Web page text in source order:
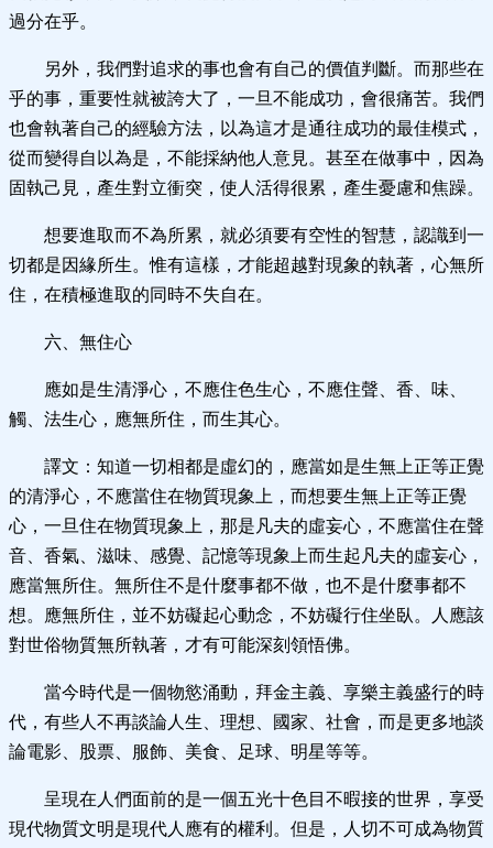
過分在乎。
另外，我們對追求的事也會有自己的價值判斷。而那些在
乎的事，重要性就被誇大了，一旦不能成功，會很痛苦。我們
也會執著自己的經驗方法，以為這才是通往成功的最佳模式，
從而變得自以為是，不能採納他人意見。甚至在做事中，因為
固執己見，產生對立衝突，使人活得很累，產生憂慮和焦躁。
想要進取而不為所累，就必須要有空性的智慧，認識到一
切都是因緣所生。惟有這樣，才能超越對現象的執著，心無所
住，在積極進取的同時不失自在。
六、無住心
應如是生清淨心，不應住色生心，不應住聲、香、味、
觸、法生心，應無所住，而生其心。
譯文：知道一切相都是虛幻的，應當如是生無上正等正覺
的清淨心，不應當住在物質現象上，而想要生無上正等正覺
心，一旦住在物質現象上，那是凡夫的虛妄心，不應當住在聲
音、香氣、滋味、感覺、記憶等現象上而生起凡夫的虛妄心，
應當無所住。無所住不是什麼事都不做，也不是什麼事都不
想。應無所住，並不妨礙起心動念，不妨礙行住坐臥。人應該
對世俗物質無所執著，才有可能深刻領悟佛。
當今時代是一個物慾涌動，拜金主義、享樂主義盛行的時
代，有些人不再談論人生、理想、國家、社會，而是更多地談
論電影、股票、服飾、美食、足球、明星等等。
呈現在人們面前的是一個五光十色目不暇接的世界，享受
現代物質文明是現代人應有的權利。但是，人切不可成為物質